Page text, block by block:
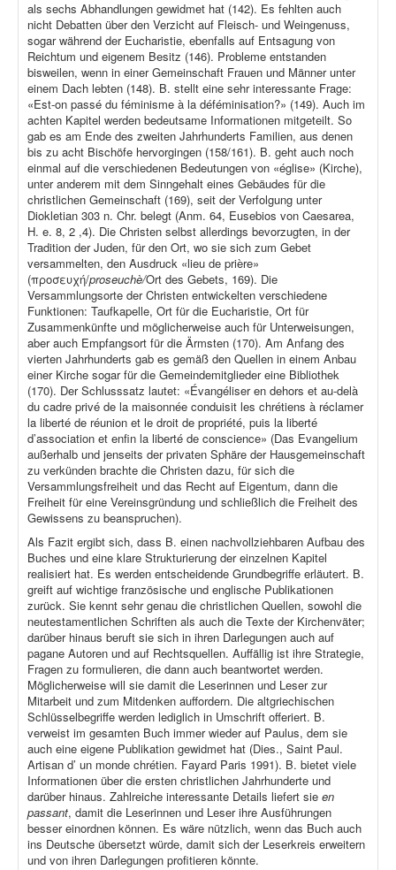
als sechs Abhandlungen gewidmet hat (142). Es fehlten auch
nicht Debatten über den Verzicht auf Fleisch- und Weingenuss,
sogar während der Eucharistie, ebenfalls auf Entsagung von
Reichtum und eigenem Besitz (146). Probleme entstanden
bisweilen, wenn in einer Gemeinschaft Frauen und Männer unter
einem Dach lebten (148). B. stellt eine sehr interessante Frage:
«Est-on passé du féminisme à la déféminisation?» (149). Auch im
achten Kapitel werden bedeutsame Informationen mitgeteilt. So
gab es am Ende des zweiten Jahrhunderts Familien, aus denen
bis zu acht Bischöfe hervorgingen (158/161). B. geht auch noch
einmal auf die verschiedenen Bedeutungen von «église» (Kirche),
unter anderem mit dem Sinngehalt eines Gebäudes für die
christlichen Gemeinschaft (169), seit der Verfolgung unter
Diokletian 303 n. Chr. belegt (Anm. 64, Eusebios von Caesarea,
H. e. 8, 2 ,4). Die Christen selbst allerdings bevorzugten, in der
Tradition der Juden, für den Ort, wo sie sich zum Gebet
versammelten, den Ausdruck «lieu de prière»
(προσευχή/proseuchè/Ort des Gebets, 169). Die
Versammlungsorte der Christen entwickelten verschiedene
Funktionen: Taufkapelle, Ort für die Eucharistie, Ort für
Zusammenkünfte und möglicherweise auch für Unterweisungen,
aber auch Empfangsort für die Ärmsten (170). Am Anfang des
vierten Jahrhunderts gab es gemäß den Quellen in einem Anbau
einer Kirche sogar für die Gemeindemitglieder eine Bibliothek
(170). Der Schlusssatz lautet: «Évangéliser en dehors et au-delà
du cadre privé de la maisonnée conduisit les chrétiens à réclamer
la liberté de réunion et le droit de propriété, puis la liberté
d’association et enfin la liberté de conscience» (Das Evangelium
außerhalb und jenseits der privaten Sphäre der Hausgemeinschaft
zu verkünden brachte die Christen dazu, für sich die
Versammlungsfreiheit und das Recht auf Eigentum, dann die
Freiheit für eine Vereinsgründung und schließlich die Freiheit des
Gewissens zu beanspruchen).
Als Fazit ergibt sich, dass B. einen nachvollziehbaren Aufbau des
Buches und eine klare Strukturierung der einzelnen Kapitel
realisiert hat. Es werden entscheidende Grundbegriffe erläutert. B.
greift auf wichtige französische und englische Publikationen
zurück. Sie kennt sehr genau die christlichen Quellen, sowohl die
neutestamentlichen Schriften als auch die Texte der Kirchenväter;
darüber hinaus beruft sie sich in ihren Darlegungen auch auf
pagane Autoren und auf Rechtsquellen. Auffällig ist ihre Strategie,
Fragen zu formulieren, die dann auch beantwortet werden.
Möglicherweise will sie damit die Leserinnen und Leser zur
Mitarbeit und zum Mitdenken auffordern. Die altgriechischen
Schlüsselbegriffe werden lediglich in Umschrift offeriert. B.
verweist im gesamten Buch immer wieder auf Paulus, dem sie
auch eine eigene Publikation gewidmet hat (Dies., Saint Paul.
Artisan d’ un monde chrétien. Fayard Paris 1991). B. bietet viele
Informationen über die ersten christlichen Jahrhunderte und
darüber hinaus. Zahlreiche interessante Details liefert sie en
passant, damit die Leserinnen und Leser ihre Ausführungen
besser einordnen können. Es wäre nützlich, wenn das Buch auch
ins Deutsche übersetzt würde, damit sich der Leserkreis erweitern
und von ihren Darlegungen profitieren könnte.